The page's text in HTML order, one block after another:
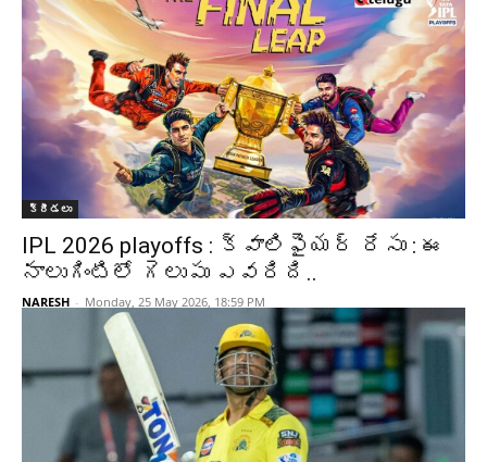
క్రీడలు
IPL 2026 playoffs : క్వాలిఫైయర్ రేసు : ఈ
నాలుగింటిలో గెలుపు ఎవరిది..
NARESH - Monday, 25 May 2026, 18:59 PM